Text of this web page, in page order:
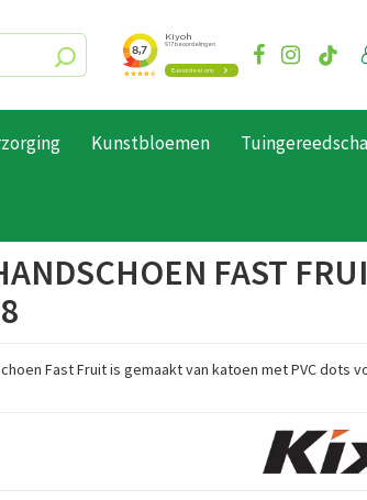
Kunstbloemen
FAST
Fast Fruit is gemaakt van katoen met PVC dots